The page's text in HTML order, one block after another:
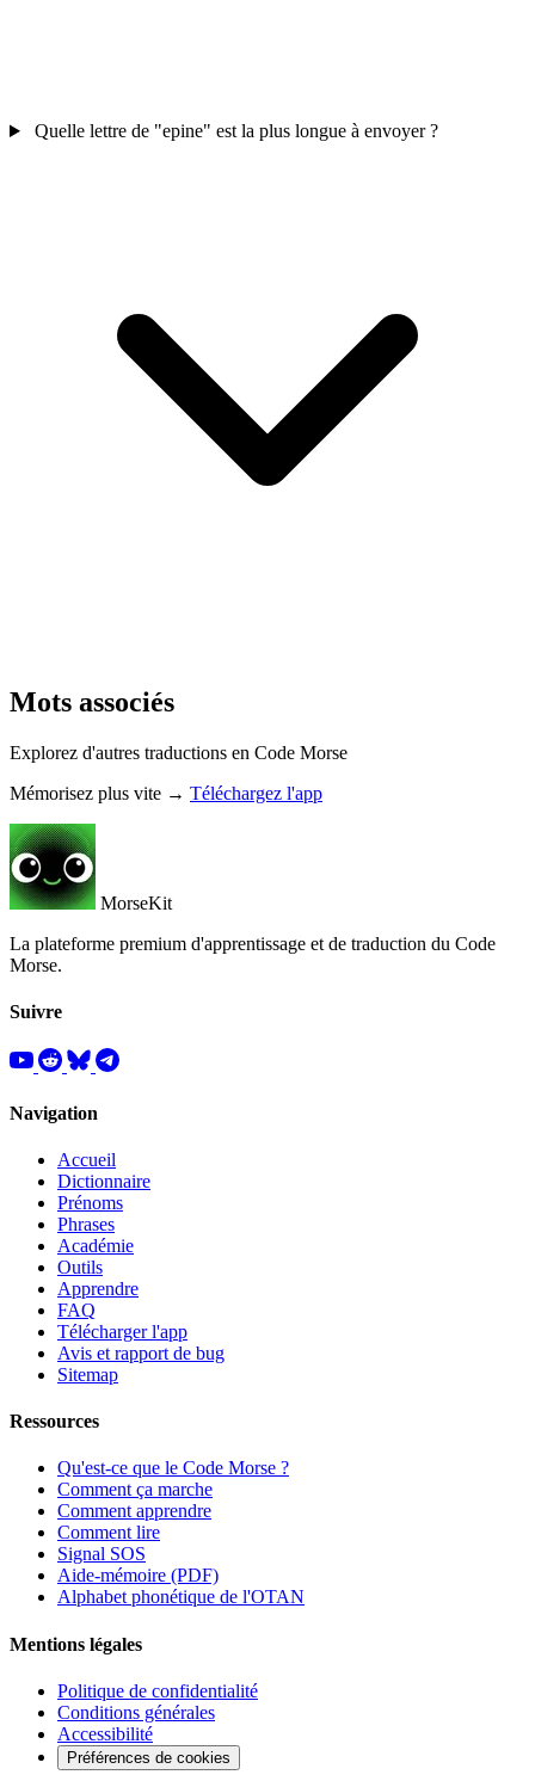
Quelle lettre de "epine" est la plus longue à envoyer ?
Mots associés
Explorez d'autres traductions en Code Morse
Mémorisez plus vite → Téléchargez l'app
MorseKit
La plateforme premium d'apprentissage et de traduction du Code
Morse.
Suivre
Navigation
Accueil
Dictionnaire
Prénoms
Phrases
Académie
Outils
Apprendre
FAQ
Télécharger l'app
Avis et rapport de bug
Sitemap
Ressources
Qu'est-ce que le Code Morse ?
Comment ça marche
Comment apprendre
Comment lire
Signal SOS
Aide-mémoire (PDF)
Alphabet phonétique de l'OTAN
Mentions légales
Politique de confidentialité
Conditions générales
Accessibilité
Préférences de cookies